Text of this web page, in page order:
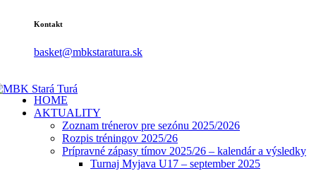
Kontakt
basket@mbkstaratura.sk
HOME
AKTUALITY
Zoznam trénerov pre sezónu 2025/2026
Rozpis tréningov 2025/26
Prípravné zápasy tímov 2025/26 – kalendár a výsledky
Turnaj Myjava U17 – september 2025